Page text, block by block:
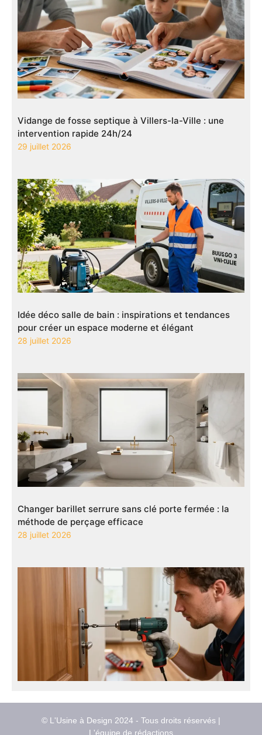
Vidange de fosse septique à Villers-la-Ville : une
intervention rapide 24h/24
29 juillet 2026
Idée déco salle de bain : inspirations et tendances
pour créer un espace moderne et élégant
28 juillet 2026
Changer barillet serrure sans clé porte fermée : la
méthode de perçage efficace
28 juillet 2026
© L'Usine à Design 2024 - Tous droits réservés |
L'équipe de rédactions